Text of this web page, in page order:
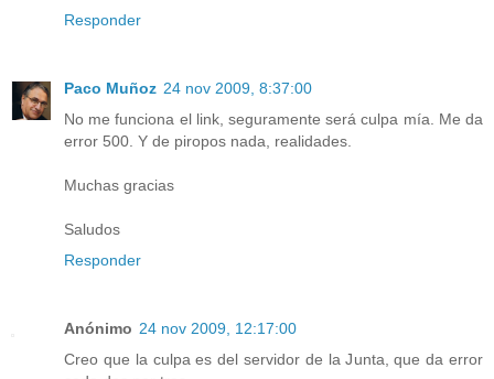
Responder
Paco Muñoz 24 nov 2009, 8:37:00
No me funciona el link, seguramente será culpa mía. Me da
error 500. Y de piropos nada, realidades.
Muchas gracias
Saludos
Responder
Anónimo 24 nov 2009, 12:17:00
Creo que la culpa es del servidor de la Junta, que da error